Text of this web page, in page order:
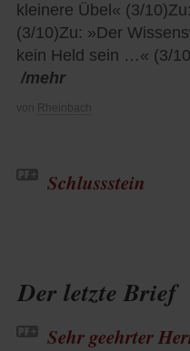
kleinere Übel« (3/
(3/10)Zu: »Der
kein Held sein …« (3/
/mehr
von Rheinbach
Schlussstein
Der letzte Brief
Sehr geehrter